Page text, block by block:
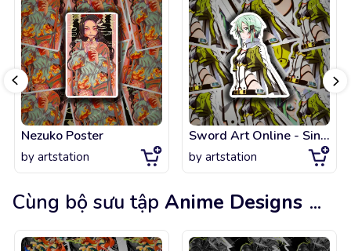
Nezuko Poster
by artstation
Sword Art Online - Sinon
by artstation
Cùng bộ sưu tập Anime Designs ...